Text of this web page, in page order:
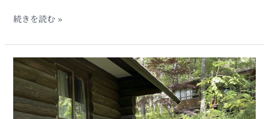
カ
を
安
全
に
伐
採
続きを読む »
【伐
採】
山
梨
県